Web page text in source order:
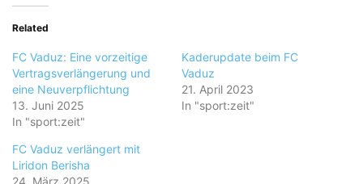
Related
FC Vaduz: Eine vorzeitige
Vertragsverlängerung und
eine Neuverpflichtung
13. Juni 2025
In "sport:zeit"
Kaderupdate beim FC
Vaduz
21. April 2023
In "sport:zeit"
FC Vaduz verlängert mit
Liridon Berisha
24. März 2025